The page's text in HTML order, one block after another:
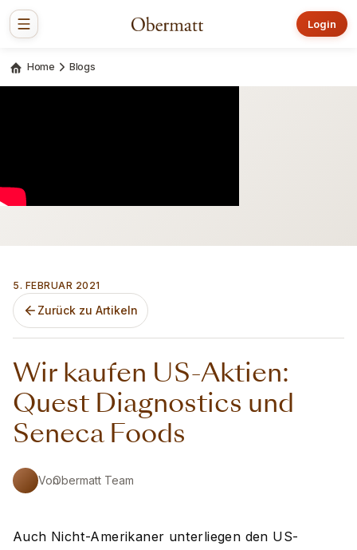
Login
Home Blogs
5. FEBRUAR 2021
Zurück zu Artikeln
Wir kaufen US-Aktien:
Quest Diagnostics und
Seneca Foods
VonObermatt Team
Auch Nicht-Amerikaner unterliegen den US-